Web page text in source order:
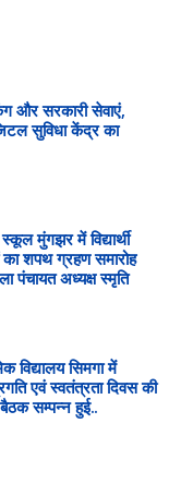
और सरकारी सेवाएं,
सुविधा केंद्र का
मुंगझर में विद्यार्थी
का शपथ ग्रहण समारोह
पंचायत अध्यक्ष स्मृति
विद्यालय सिमगा में
एवं स्वतंत्रता दिवस की
सम्पन्न हुई..